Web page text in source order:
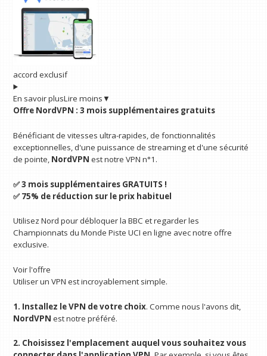
accord exclusif
En savoir plusLire moins▼
Offre NordVPN : 3 mois supplémentaires gratuits
Bénéficiant de vitesses ultra-rapides, de fonctionnalités
exceptionnelles, d'une puissance de streaming et d'une sécurité
de pointe, NordVPN est notre VPN n°1.
✅ 3 mois supplémentaires GRATUITS !
✅ 75% de réduction sur le prix habituel
Utilisez Nord pour débloquer la BBC et regarder les
Championnats du Monde Piste UCI en ligne avec notre offre
exclusive.
Voir l'offre
Utiliser un VPN est incroyablement simple.
1. Installez le VPN de votre choix. Comme nous l'avons dit,
NordVPN est notre préféré.
2. Choisissez l'emplacement auquel vous souhaitez vous